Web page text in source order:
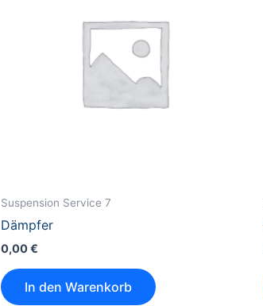
Suspension Service 7
Dämpfer
0,00€
In den Warenkorb